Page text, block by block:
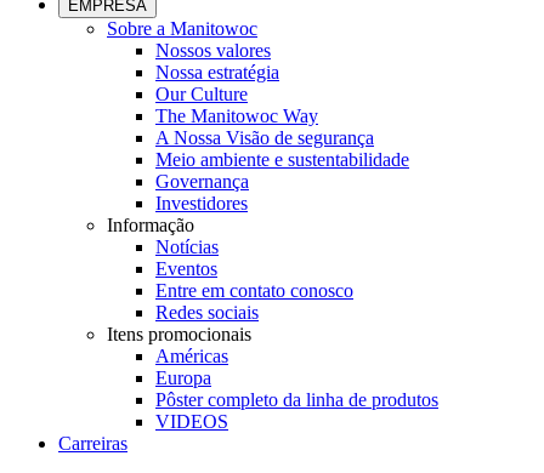
EMPRESA
Sobre a Manitowoc
Nossos valores
Nossa estratégia
Our Culture
The Manitowoc Way
A Nossa Visão de segurança
Meio ambiente e sustentabilidade
Governança
Investidores
Informação
Notícias
Eventos
Entre em contato conosco
Redes sociais
Itens promocionais
Américas
Europa
Pôster completo da linha de produtos
VIDEOS
Carreiras